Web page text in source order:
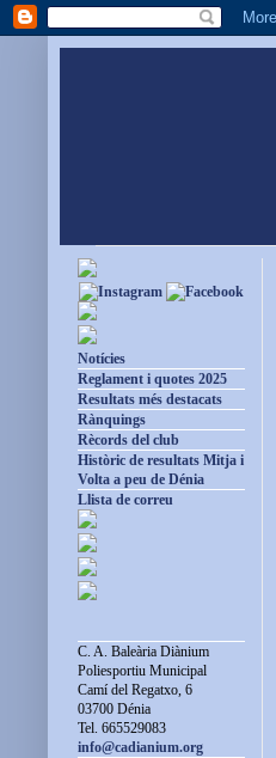
Notícies
Reglament i quotes 2025
Resultats més destacats
Rànquings
Rècords del club
Històric de resultats Mitja i
Volta a peu de Dénia
Llista de correu
C. A. Baleària Diànium
Poliesportiu Municipal
Camí del Regatxo, 6
03700 Dénia
Tel. 665529083
info@cadianium.org